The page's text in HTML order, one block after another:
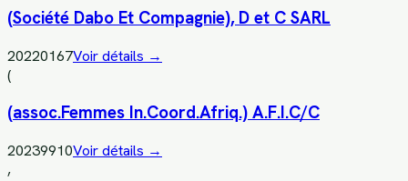
(Société Dabo Et Compagnie), D et C SARL
20220167Voir détails →
(
(assoc.Femmes In.Coord.Afriq.) A.F.I.C/C
20239910Voir détails →
,